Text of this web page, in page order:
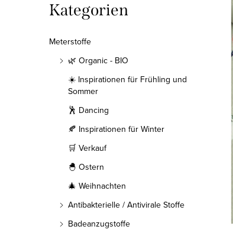
e
i
Kategorien
überspringen
Kategorien
Meterstoffe
🌿 Organic - BIO
☀️ Inspirationen für Frühling und
Sommer
🕺 Dancing
🍂 Inspirationen für Winter
🛒 Verkauf
🐣 Ostern
🎄 Weihnachten
Antibakterielle / Antivirale Stoffe
Badeanzugstoffe